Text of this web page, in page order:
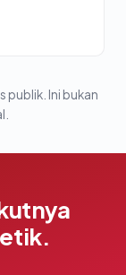
publik. Ini bukan